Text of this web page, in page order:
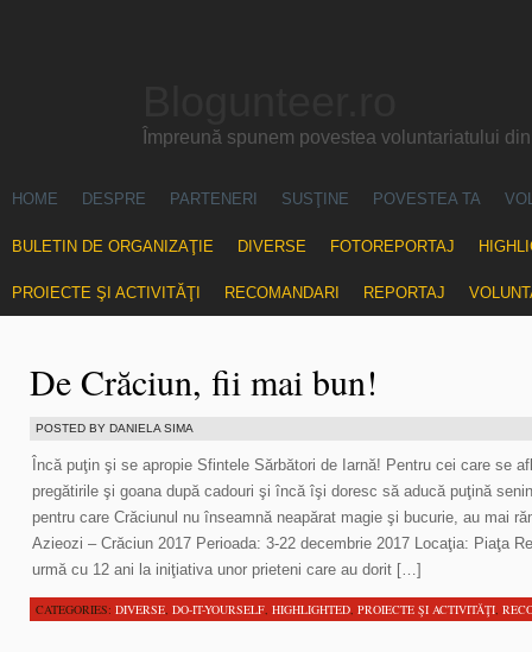
Împreună spunem povestea voluntariatului
HOME DESPRE PARTENERI SUSŢINE POVESTEA TA
BULETIN DE ORGANIZAŢIE DIVERSE FOTOREPORTAJ
PROIECTE ŞI ACTIVITĂŢI RECOMANDARI REPORTAJ
De Crăciun, fii mai bun!
POSTED BY DANIELA SIMA
Încă puţin şi se apropie Sfintele Sărbători de Iarnă! Pentru cei care se
pregătirile şi goana după cadouri şi încă îşi doresc să aducă puţină
pentru care Crăciunul nu înseamnă neapărat magie şi bucurie, au mai
Azieozi – Crăciun 2017 Perioada: 3-22 decembrie 2017 Locaţia: Piaţa
urmă cu 12 ani la iniţiativa unor prieteni care au dorit […]
CATEGORIES: DIVERSE, DO-IT-YOURSELF, HIGHLIGHTED, PROIECTE ŞI ACTIVITĂŢI,